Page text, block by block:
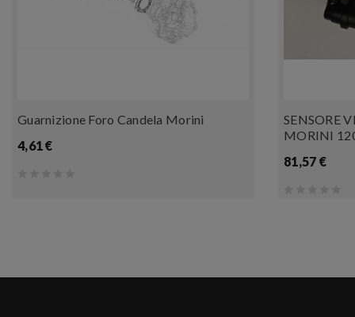
Guarnizione Foro Candela Morini
4,61 €
SENSORE
MORINI
81,57 €